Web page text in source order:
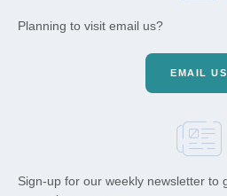
Planning to visit email us?
EMAIL US
Sign-up for our weekly newsletter to